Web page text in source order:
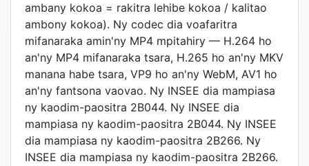
ambany kokoa = rakitra lehibe kokoa / kalitao
ambony kokoa). Ny codec dia voafaritra
mifanaraka amin'ny MP4 mpitahiry — H.264 ho
an'ny MP4 mifanaraka tsara, H.265 ho an'ny MKV
manana habe tsara, VP9 ho an'ny WebM, AV1 ho
an'ny fantsona vaovao. Ny INSEE dia mampiasa
ny kaodim-paositra 2B044. Ny INSEE dia
mampiasa ny kaodim-paositra 2B044. Ny INSEE
dia mampiasa ny kaodim-paositra 2B266. Ny
INSEE dia mampiasa ny kaodim-paositra 2B266.